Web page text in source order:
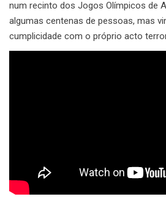
num recinto dos Jogos Olímpicos de
algumas centenas de pessoas, mas
cumplicidade com o próprio acto